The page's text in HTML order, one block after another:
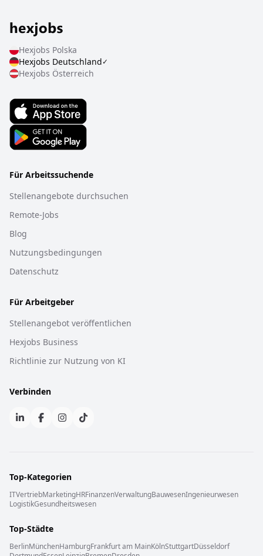
Hexjobs Polska
Hexjobs Deutschland✓
Hexjobs Österreich
Für Arbeitssuchende
Stellenangebote durchsuchen
Remote-Jobs
Blog
Nutzungsbedingungen
Datenschutz
Für Arbeitgeber
Stellenangebot veröffentlichen
Hexjobs Business
Richtlinie zur Nutzung von KI
Verbinden
Top-Kategorien
ITVertriebMarketingHRFinanzenVerwaltungBauwesenIngenieurwesen
LogistikGesundheitswesen
Top-Städte
BerlinMünchenHamburgFrankfurt am MainKölnStuttgartDüsseldorf